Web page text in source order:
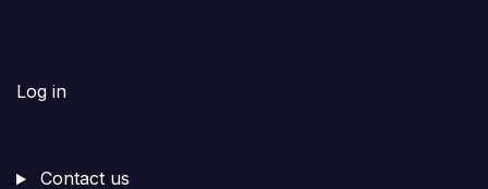
Log in
Contact us